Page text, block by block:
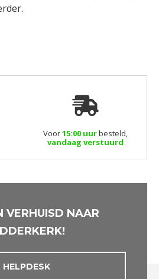
Voor15:00 uurbesteld,
vandaag verstuurd
VERHUISD NAAR
HELPDESK